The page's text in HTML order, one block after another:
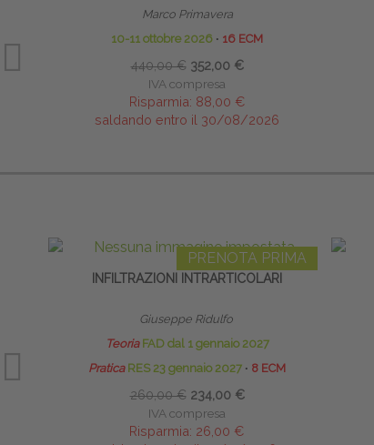
Marco Primavera
10-11 ottobre 2026 ∙ 16 ECM
440,00 € 352,00 €
IVA compresa
Risparmia: 88,00 €
saldando entro il 30/08/2026
PRENOTA PRIMA
INFILTRAZIONI INTRARTICOLARI
Giuseppe Ridulfo
Teoria FAD dal 1 gennaio 2027
PraticaRES 23 gennaio 2027 ∙ 8 ECM
260,00 € 234,00 €
IVA compresa
Risparmia: 26,00 €